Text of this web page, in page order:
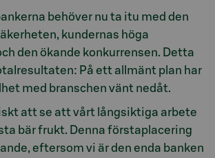
behöver nu ta itu med den
kundernas höga
den ökande konkurrensen. Detta
På ett allmänt plan har
med branschen vänt nedåt.
att se att vårt långsiktiga arbete
bär frukt. Denna förstaplacering
eftersom vi är den enda banken